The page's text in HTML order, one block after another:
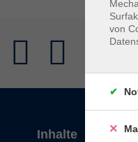
Inhalte
von